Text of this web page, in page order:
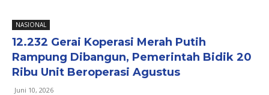
NASIONAL
12.232 Gerai Koperasi Merah Putih
Rampung Dibangun, Pemerintah Bidik 20
Ribu Unit Beroperasi Agustus
Juni 10, 2026